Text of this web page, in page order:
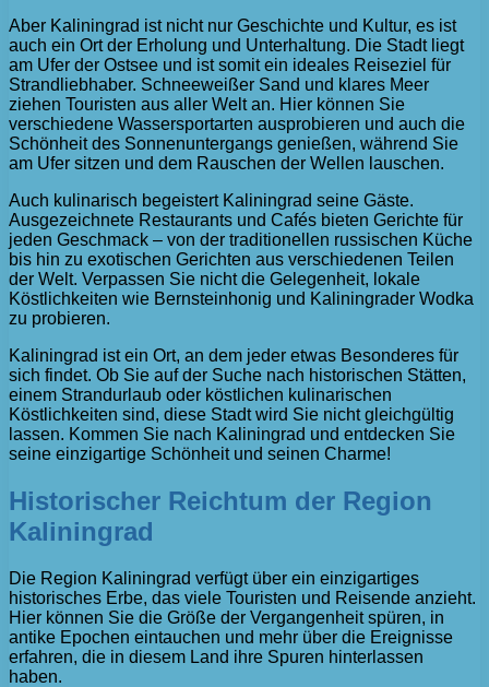
Aber Kaliningrad ist nicht nur Geschichte und Kultur, es ist
auch ein Ort der Erholung und Unterhaltung. Die Stadt liegt
am Ufer der Ostsee und ist somit ein ideales Reiseziel für
Strandliebhaber. Schneeweißer Sand und klares Meer
ziehen Touristen aus aller Welt an. Hier können Sie
verschiedene Wassersportarten ausprobieren und auch die
Schönheit des Sonnenuntergangs genießen, während Sie
am Ufer sitzen und dem Rauschen der Wellen lauschen.
Auch kulinarisch begeistert Kaliningrad seine Gäste.
Ausgezeichnete Restaurants und Cafés bieten Gerichte für
jeden Geschmack – von der traditionellen russischen Küche
bis hin zu exotischen Gerichten aus verschiedenen Teilen
der Welt. Verpassen Sie nicht die Gelegenheit, lokale
Köstlichkeiten wie Bernsteinhonig und Kaliningrader Wodka
zu probieren.
Kaliningrad ist ein Ort, an dem jeder etwas Besonderes für
sich findet. Ob Sie auf der Suche nach historischen Stätten,
einem Strandurlaub oder köstlichen kulinarischen
Köstlichkeiten sind, diese Stadt wird Sie nicht gleichgültig
lassen. Kommen Sie nach Kaliningrad und entdecken Sie
seine einzigartige Schönheit und seinen Charme!
Historischer Reichtum der Region
Kaliningrad
Die Region Kaliningrad verfügt über ein einzigartiges
historisches Erbe, das viele Touristen und Reisende anzieht.
Hier können Sie die Größe der Vergangenheit spüren, in
antike Epochen eintauchen und mehr über die Ereignisse
erfahren, die in diesem Land ihre Spuren hinterlassen
haben.